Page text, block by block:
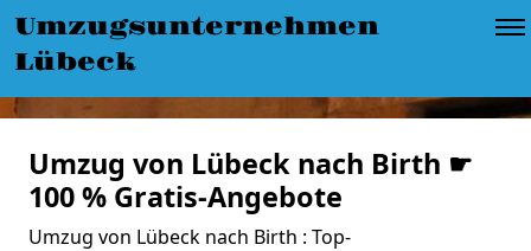
Umzugsunternehmen
Lübeck
Umzug von Lübeck nach Birth ☛
100 % Gratis-Angebote
Umzug von Lübeck nach Birth : Top-